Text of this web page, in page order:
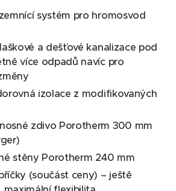
systém pro hromosvod
a dešťové kanalizace pod
více odpadů navíc pro
izolace z modifikovaných
zdivo Porotherm 300 mm
stěny Porotherm 240 mm
(součást ceny) – ještě